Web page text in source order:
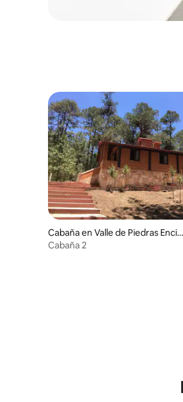
Cabaña en Valle de Piedras Encim
adas
Cabaña 2